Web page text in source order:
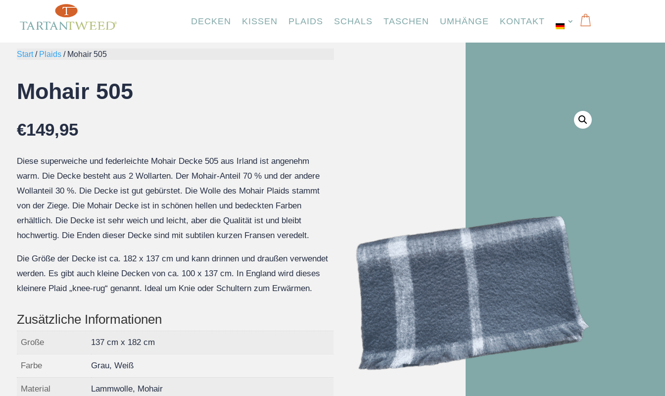
DECKEN KISSEN PLAIDS SCHALS TASCHEN UMHÄNGE KONTAKT
Start/ Plaids / Mohair 505
Mohair 505
€149,95
Diese superweiche und federleichte Mohair Decke 505 aus Irland ist angenehm
warm. Die Decke besteht aus 2 Wollarten. Der Mohair-Anteil 70 % und der andere
Wollanteil 30 %. Die Decke ist gut gebürstet. Die Wolle des Mohair Plaids stammt
von der Ziege. Die Mohair Decke ist in schönen hellen und bedeckten Farben
erhältlich. Die Decke ist sehr weich und leicht, aber die Qualität ist und bleibt
hochwertig. Die Enden dieser Decke sind mit subtilen kurzen Fransen veredelt.
Die Größe der Decke ist ca. 182 x 137 cm und kann drinnen und draußen verwendet
werden. Es gibt auch kleine Decken von ca. 100 x 137 cm. In England wird dieses
kleinere Plaid „knee-rug“ genannt. Ideal um Knie oder Schultern zum Erwärmen.
Zusätzliche Informationen
Große 137 cm x 182 cm
Farbe Grau, Weiß
Material Lammwolle, Mohair